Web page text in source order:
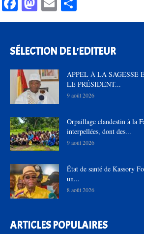
SÉLECTION DE L'EDITEUR
APPEL À LA SAGESSE
LE PRÉSIDENT...
9 août 2026
Orpaillage clandestin à la
interpellées, dont des...
9 août 2026
État de santé de Kassory
un...
8 août 2026
ARTICLES POPULAIRES